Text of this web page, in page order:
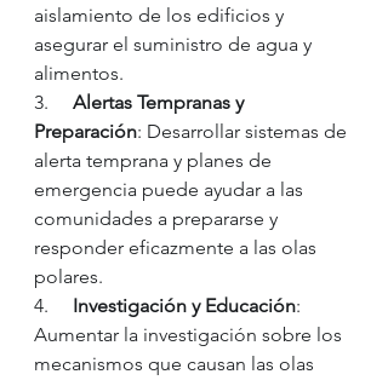
aislamiento de los edificios y
asegurar el suministro de agua y
alimentos.
3. Alertas Tempranas y
Preparación: Desarrollar sistemas de
alerta temprana y planes de
emergencia puede ayudar a las
comunidades a prepararse y
responder eficazmente a las olas
polares.
4. Investigación y Educación:
Aumentar la investigación sobre los
mecanismos que causan las olas